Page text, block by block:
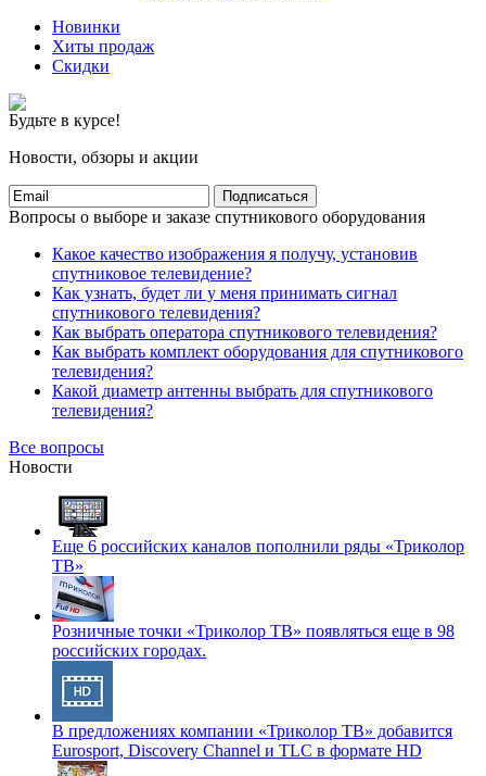
Новинки
Хиты продаж
Скидки
Будьте в курсе!
Новости, обзоры и акции
Подписаться
Вопросы о выборе и заказе спутникового оборудования
Какое качество изображения я получу, установив
спутниковое телевидение?
Как узнать, будет ли у меня принимать сигнал
спутникового телевидения?
Как выбрать оператора спутникового телевидения?
Как выбрать комплект оборудования для спутникового
телевидения?
Какой диаметр антенны выбрать для спутникового
телевидения?
Все вопросы
Новости
Еще 6 российских каналов пополнили ряды «Триколор
ТВ»
Розничные точки «Триколор ТВ» появляться еще в 98
российских городах.
В предложениях компании «Триколор ТВ» добавится
Eurosport, Discovery Channel и TLC в формате HD